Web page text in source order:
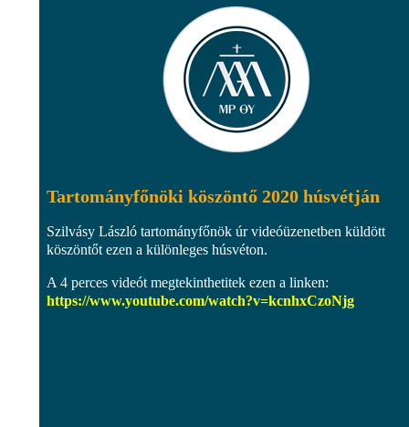
Tartományfőnöki köszöntő 2020 húsvétján
Szilvásy László tartományfőnök úr videóüzenetben küldött
köszöntőt ezen a különleges húsvéton.
A 4 perces videót megtekinthetitek ezen a linken:
https://www.youtube.com/watch?v=kcnhxCzoNjg